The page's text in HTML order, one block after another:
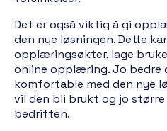
Det er også viktig å gi
den nye løsningen. Dette
opplæringsøkter, lage
online opplæring. Jo bedre
komfortable med den nye
vil den bli brukt og jo
bedriften.